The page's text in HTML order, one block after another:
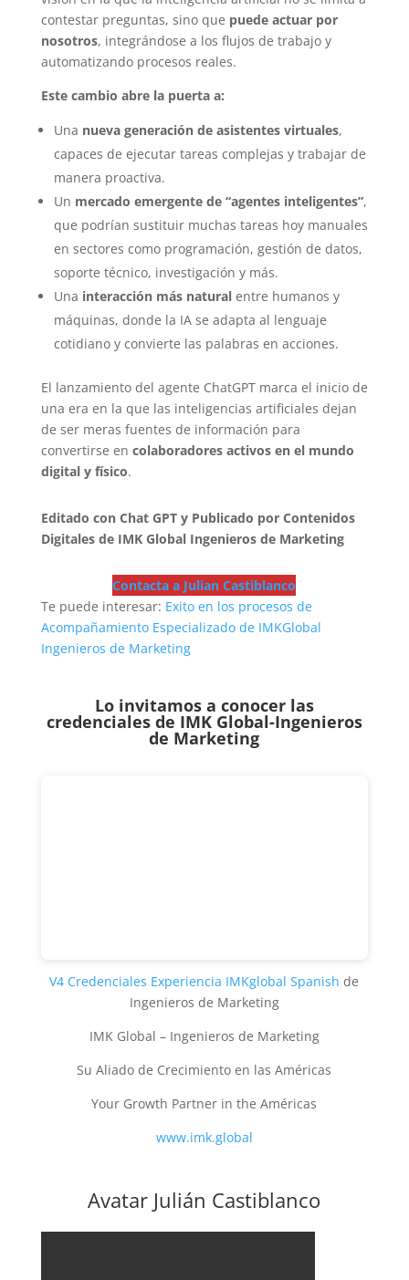
contestar preguntas, sino que puede actuar por
nosotros, integrándose a los flujos de trabajo y
automatizando procesos reales.
Este cambio abre la puerta a:
Una nueva generación de asistentes virtuales,
capaces de ejecutar tareas complejas y trabajar de
manera proactiva.
Un mercado emergente de “agentes inteligentes”,
que podrían sustituir muchas tareas hoy manuales
en sectores como programación, gestión de datos,
soporte técnico, investigación y más.
Una interacción más naturalentre humanos y
máquinas, donde la IA se adapta al lenguaje
cotidiano y convierte las palabras en acciones.
El lanzamiento del agente ChatGPT marca el inicio de
una era en la que las inteligencias artificiales dejan
de ser meras fuentes de información para
convertirse en colaboradores activos en el mundo
digital y físico.
Editado con Chat GPT y Publicado por Contenidos
Digitales de IMK Global Ingenieros de Marketing
Contacta a Julian Castiblanco
Te puede interesar: Exito en los procesos de
Acompañamiento Especializado de IMKGlobal
Ingenieros de Marketing
Lo invitamos a conocer las
credenciales de IMK Global-Ingenieros
de Marketing
V4 Credenciales Experiencia IMKglobal Spanish de
Ingenieros de Marketing
IMK Global – Ingenieros de Marketing
Su Aliado de Crecimiento en las Américas
Your Growth Partner in the Américas
www.imk.global
Avatar Julián Castiblanco